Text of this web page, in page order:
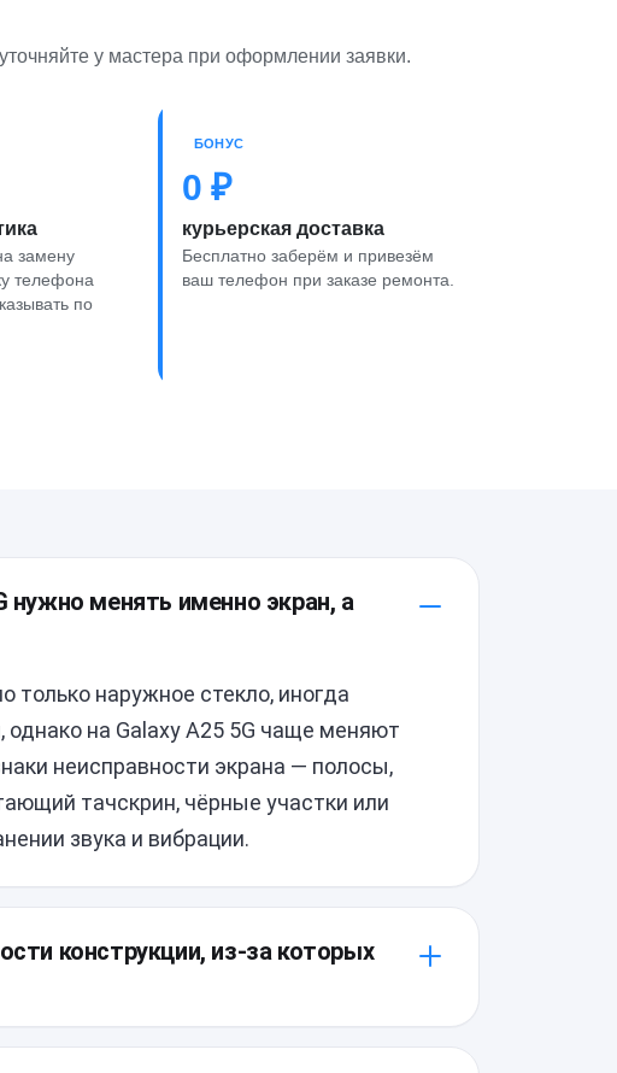
у мастера при оформлении заявки.
замену
телефона
по
БОНУС
0 ₽
курьерская доставка
Бесплатно заберём и привезём
ваш телефон при заказе ремонта.
нужно менять именно экран, а
только наружное стекло, иногда
однако на Galaxy A25 5G чаще меняют
неисправности экрана — полосы,
тачскрин, чёрные участки или
звука и вибрации.
конструкции, из-за которых
отдельно, а дисплейный модуль